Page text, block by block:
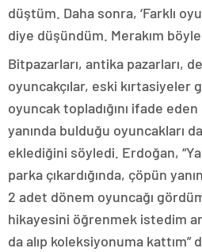
düştüm. Daha sonra, ‘Farklı
diye düşündüm. Merakım böyle
Bitpazarları, antika pazarları,
oyuncakçılar, eski kırtasiyeler
oyuncak topladığını ifade
yanında bulduğu oyuncakları
eklediğini söyledi. Erdoğan,
parka çıkardığında, çöpün
2 adet dönem oyuncağı
hikayesini öğrenmek istedim
da alıp koleksiyonuma kattım”